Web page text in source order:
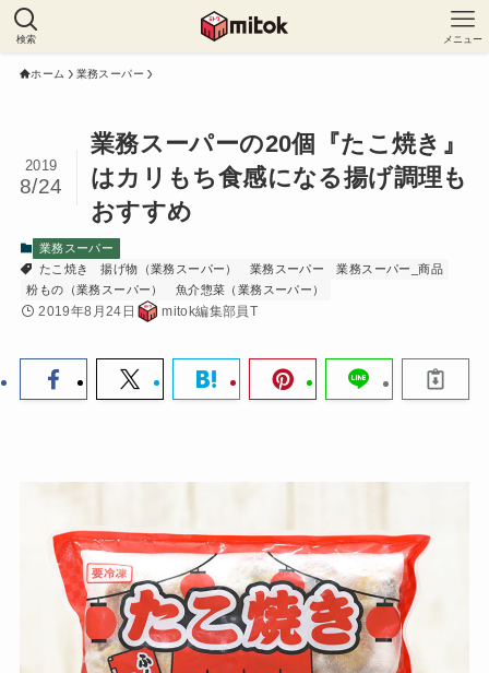
検索 メニュー
ホーム 業務スーパー
業務スーパーの20個『たこ焼き』
はカリもち食感になる揚げ調理も
おすすめ
2019
8/24
業務スーパー
たこ焼き
揚げ物（業務スーパー） 業務スーパー
業務スーパー_商品
粉もの（業務スーパー）
魚介惣菜（業務スーパー）
2019年8月24日 mitok編集部員T